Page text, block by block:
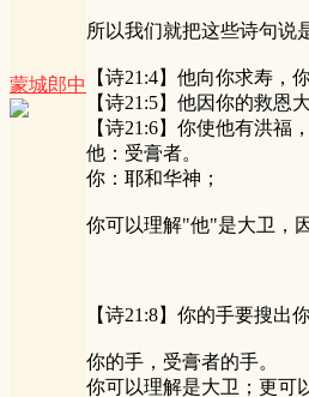
蒙城郎中
所以我们就把这些诗句说
【诗21:4】他向你求寿，
【诗21:5】他因你的救恩
【诗21:6】你使他有洪福
他：受膏者。
你：耶和华神；
你可以理解"他"是大卫，
【诗21:8】你的手要搜出
你的手，受膏者的手。
你可以理解是大卫；更可